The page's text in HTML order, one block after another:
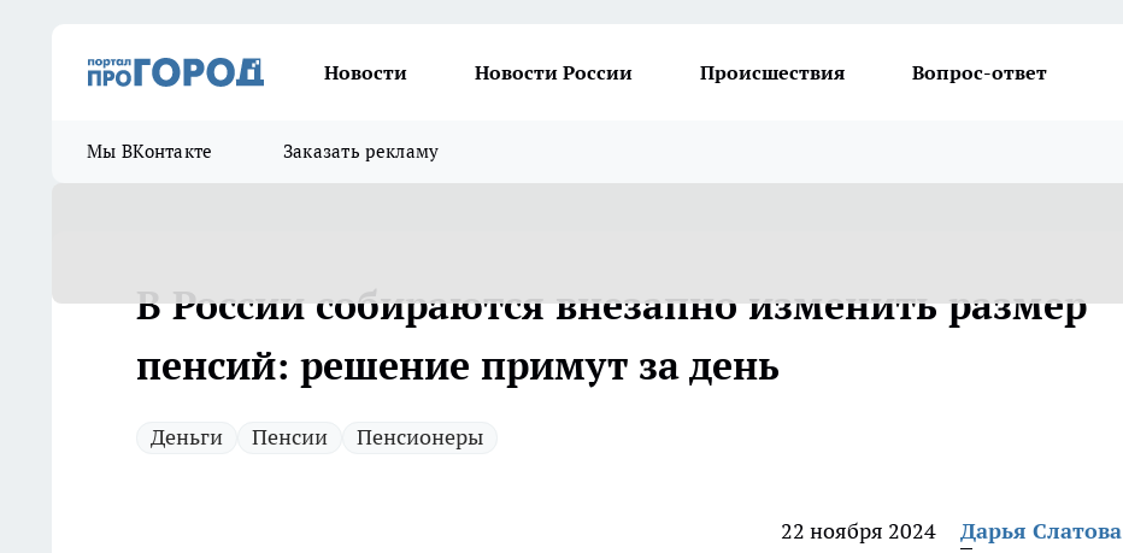
Новости Новости России Происшествия Вопрос-ответ
Мы ВКонтакте Заказать рекламу
В России собираются внезапно изменить размер
пенсий: решение примут за день
Деньги Пенсии Пенсионеры
22 ноября 2024 Дарья Слатова